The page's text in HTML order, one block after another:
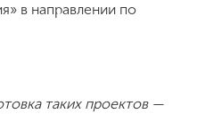
в направлении по
таких проектов —